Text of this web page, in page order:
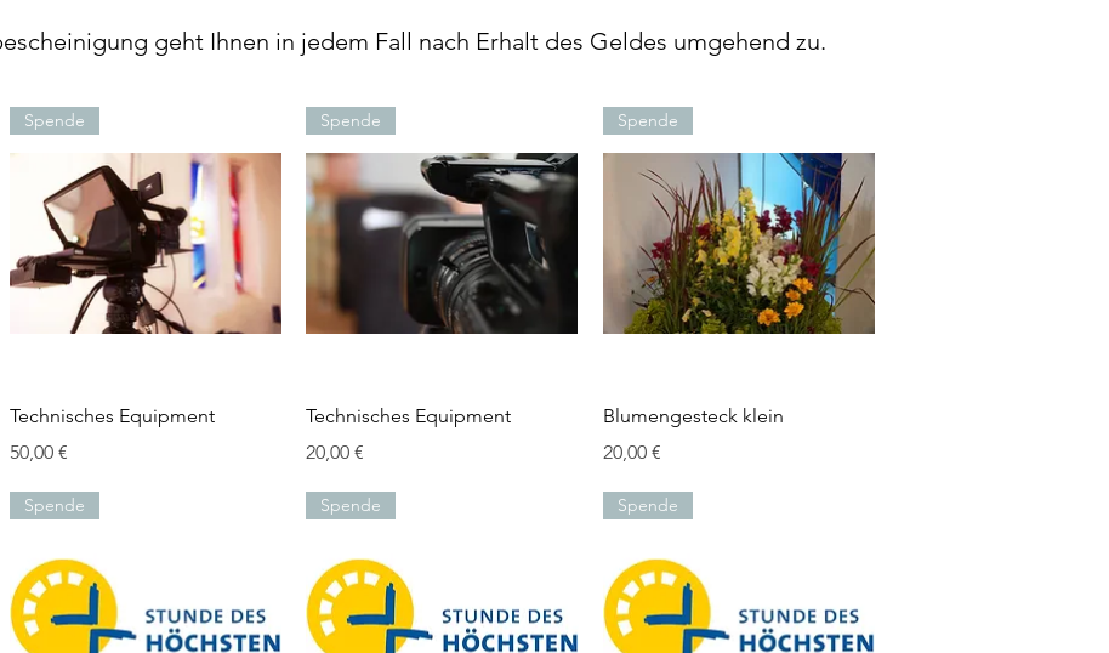
geht Ihnen in jedem Fall nach Erhalt des Geldes umgehend zu.
Schnellansicht
Spende
Technisches Equipment
Preis
50,00 €
Schnellansicht
Spende
Technisches Equipment
Preis
20,00 €
Schnellansicht
Spende
Blumengesteck klein
Preis
20,00 €
Spende Spende Spende